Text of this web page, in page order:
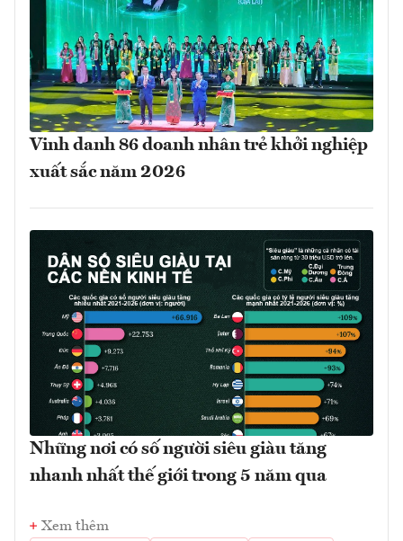
Vinh danh 86 doanh nhân trẻ khởi nghiệp
xuất sắc năm 2026
Những nơi có số người siêu giàu tăng
nhanh nhất thế giới trong 5 năm qua
Xem thêm